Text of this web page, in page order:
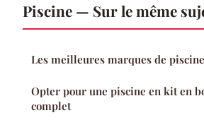
Piscine — Sur le même
Les meilleures marques de
Opter pour une piscine en kit en
complet